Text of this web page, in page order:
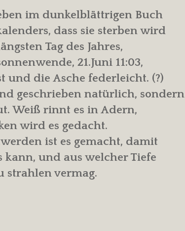
im dunkelblättrigen Buch
dass sie sterben wird
Tag des Jahres,
21.Juni 11:03,
und die Asche federleicht. (?)
geschrieben natürlich, sondern
Weiß rinnt es in Adern,
wird es gedacht.
ist es gemacht, damit
kann, und aus welcher Tiefe
strahlen vermag.